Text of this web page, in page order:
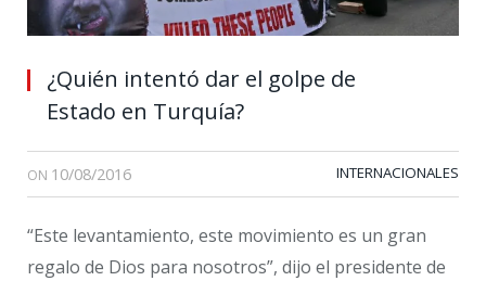
¿Quién intentó dar el golpe de
Estado en Turquía?
ON 10/08/2016 INTERNACIONALES
“Este levantamiento, este movimiento es un gran
regalo de Dios para nosotros”, dijo el presidente de